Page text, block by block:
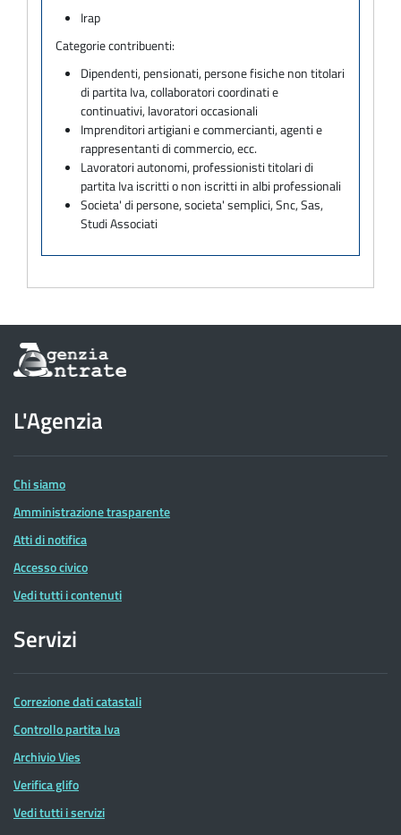
Irap
Categorie contribuenti:
Dipendenti, pensionati, persone fisiche non titolari
di partita Iva, collaboratori coordinati e
continuativi, lavoratori occasionali
Imprenditori artigiani e commercianti, agenti e
rappresentanti di commercio, ecc.
Lavoratori autonomi, professionisti titolari di
partita Iva iscritti o non iscritti in albi professionali
Societa' di persone, societa' semplici, Snc, Sas,
Studi Associati
Informazioni
sul
dell'Agenzia
delle
Entrate
L'Agenzia
Chi siamo
Amministrazione trasparente
Atti di notifica
Accesso civico
Vedi tutti i contenuti
Servizi
Correzione dati catastali
Controllo partita Iva
Archivio Vies
Verifica glifo
Vedi tutti i servizi